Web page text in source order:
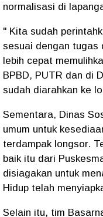
normalisasi di
" Kita sudah
sesuai dengan tugas
lebih cepat
BPBD, PUTR dan di
sudah diarahkan ke
Sementara, Dinas
umum untuk
terdampak longsor.
baik itu dari
disiagakan untuk
Hidup telah
Selain itu, tim